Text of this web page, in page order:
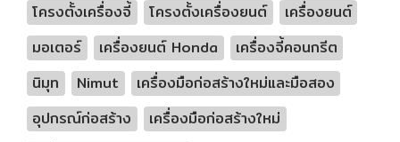
โครงตั้งเครื่องจี้ โครงตั้งเครื่องยนต์
เครื่องยนต์
มอเตอร์
เครื่องยนต์ Honda
เครื่องจี้คอนกรีต
นิมุท
Nimut
เครื่องมือก่อสร้างใหม่และมือสอง
อุปกรณ์ก่อสร้าง
เครื่องมือก่อสร้างใหม่